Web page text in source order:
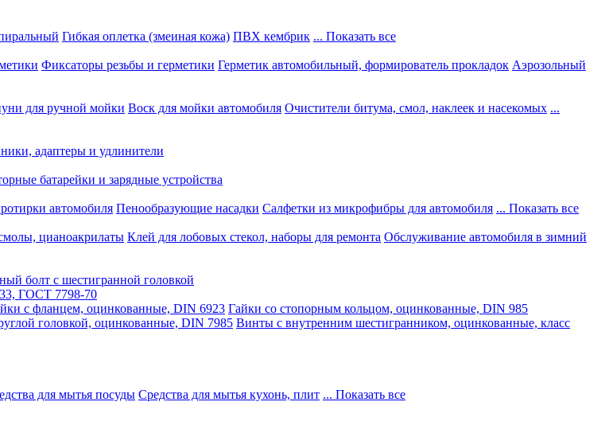
Гибкая оплетка (змеиная кожа) ПВХ кембрик ... Показать все
Фиксаторы резьбы и герметики Герметик автомобильный, формирователь прокладок Аэрозольный
для ручной мойки Воск для мойки автомобиля Очистители битума, смол, наклеек и насекомых ...
адаптеры и удлинители
батарейки и зарядные устройства
автомобиля Пенообразующие насадки Салфетки из микрофибры для автомобиля ... Показать все
цианоакрилаты Клей для лобовых стекол, наборы для ремонта Обслуживание автомобиля в зимний
болт с шестигранной головкой
ГОСТ 7798-70
с фланцем, оцинкованные, DIN 6923 Гайки со стопорным кольцом, оцинкованные, DIN 985
головкой, оцинкованные, DIN 7985 Винты с внутренним шестигранником, оцинкованные, класс
для мытья посуды Средства для мытья кухонь, плит ... Показать все